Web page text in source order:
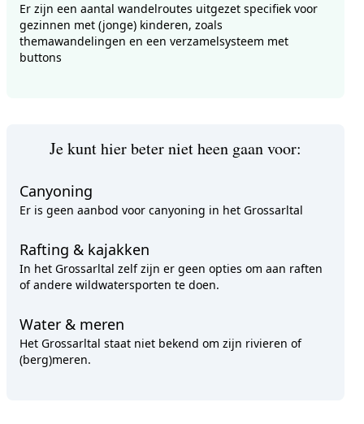
Er zijn een aantal wandelroutes uitgezet specifiek voor
gezinnen met (jonge) kinderen, zoals
themawandelingen en een verzamelsysteem met
buttons
Je kunt hier beter niet heen gaan voor:
Canyoning
Er is geen aanbod voor canyoning in het Grossarltal
Rafting & kajakken
In het Grossarltal zelf zijn er geen opties om aan raften
of andere wildwatersporten te doen.
Water & meren
Het Grossarltal staat niet bekend om zijn rivieren of
(berg)meren.